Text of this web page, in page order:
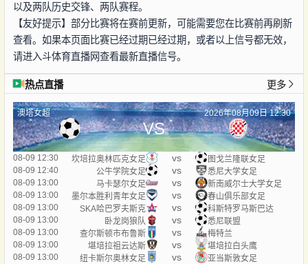
以及两队历史交锋、两队赛程。
【友好提示】部分比赛将在赛前更新，可能需要您在比赛前再刷新
查看。如果本页面比赛已经过期已经过期，或者以上信号都无效，
请进入斗体育直播网查看最新直播信号。
热点直播 更多
澳塔女超 2026年08月09日 12:30
VS
08-09 12:30 坎培拉奥林匹克女足 vs
图戈兰隆联女足
08-09 12:40
公牛学院女足 vs
悉尼大学女足
08-09 13:00
马卡瑟尔女足 vs
新南威尔士大学女足
08-09 13:00
墨尔本胜利青年女足 vs
春山俱乐部女足
08-09 13:00
SKA哈巴罗夫斯克 vs
科斯特罗马斯巴达
08-09 13:00
卧龙岗狼队 vs
悉尼联盟
08-09 13:00
查尔斯顿市布鲁斯 vs
梅特兰
08-09 13:00
堪培拉祖云达斯 vs
堪培拉白头鹰
08-09 13:00
纽卡斯尔奥林女足 vs 亚当斯敦女足